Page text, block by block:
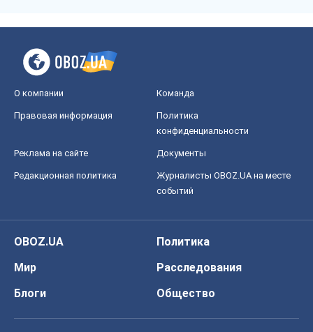
О компании Команда
Правовая информация
Политика
конфиденциальности
Реклама на сайте Документы
Редакционная политика
Журналисты OBOZ.UA на месте
событий
OBOZ.UA
Политика
Мир
Расследования
Блоги
Общество